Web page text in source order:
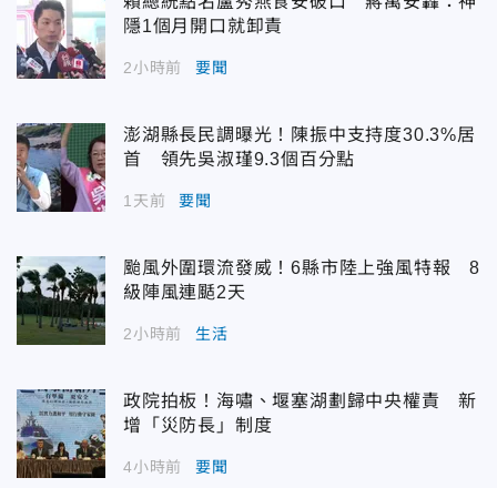
隱1個月開口就卸責
2小時前 要聞
澎湖縣長民調曝光！陳振中支持度30.3%居
首 領先吳淑瑾9.3個百分點
1天前 要聞
颱風外圍環流發威！6縣市陸上強風特報 8
級陣風連颳2天
2小時前 生活
政院拍板！海嘯、堰塞湖劃歸中央權責 新
增「災防長」制度
4小時前 要聞